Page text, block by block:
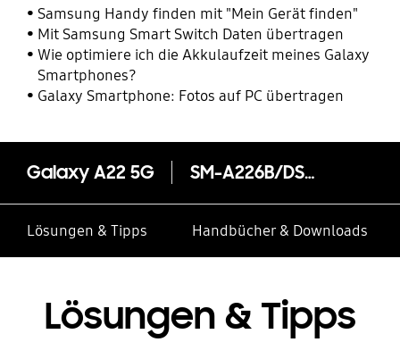
Samsung Handy finden mit "Mein Gerät finden"
Mit Samsung Smart Switch Daten übertragen
Wie optimiere ich die Akkulaufzeit meines Galaxy
Smartphones?
Galaxy Smartphone: Fotos auf PC übertragen
Galaxy A22 5G SM-A226B/DSN
Lösungen & Tipps Handbücher & Downloads
Lösungen & Tipps